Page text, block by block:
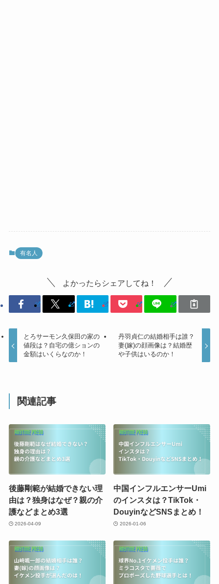
有名人
よかったらシェアしてね！
とろサーモン久保田の家の
値段は？自宅の億ションの
金額はいくらなのか！
丹羽貞仁の結婚相手は誰？
妻(嫁)の顔画像は？結婚歴
や子供はいるのか！
関連記事
後藤剛範が結婚できない理
由は？独身はなぜ？親の介
護などまとめ3選
2026-04-09
中国インフルエンサーUmi
のインスタは？TikTok・
DouyinなどSNSまとめ！
2026-01-06